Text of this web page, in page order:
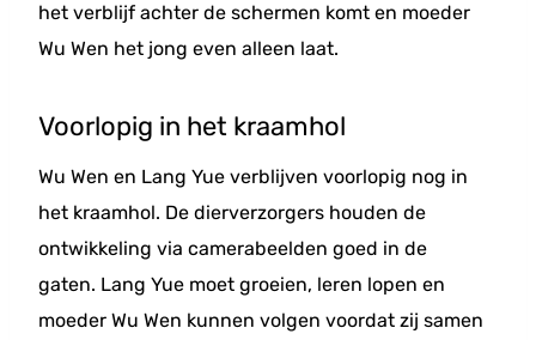
het verblijf achter de schermen komt en moeder
Wu Wen het jong even alleen laat.
Voorlopig in het kraamhol
Wu Wen en Lang Yue verblijven voorlopig nog in
het kraamhol. De dierverzorgers houden de
ontwikkeling via camerabeelden goed in de
gaten. Lang Yue moet groeien, leren lopen en
moeder Wu Wen kunnen volgen voordat zij samen